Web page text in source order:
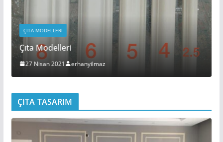
ÇITA MODELLERI
Çıta Modelleri
27 Nisan 2021 erhanyilmaz
ÇITA TASARIM